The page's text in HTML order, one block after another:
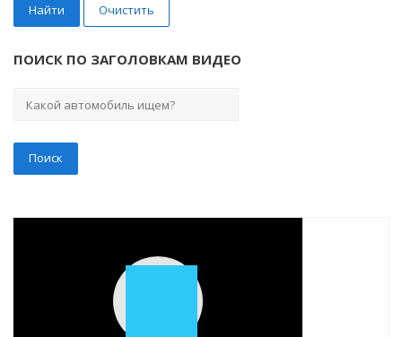
Найти Очистить
ПОИСК ПО ЗАГОЛОВКАМ ВИДЕО
Play